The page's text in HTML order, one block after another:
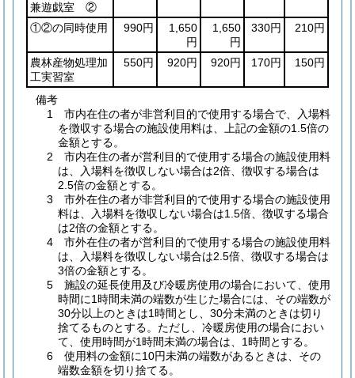
兼遊戯室 ②
①②の同時使用 990円
1,650
円
1,650
円
330円 210円
農林産物処理加
工実習室
550円 920円 920円 170円 150円
備考
1 市内在住の者が非営利目的で使用する場合で、入場料
を徴収する場合の施設使用料は、上記の金額の1.5倍の
金額とする。
2 市内在住の者が営利目的で使用する場合の施設使用料
は、入場料を徴収しない場合は2倍、徴収する場合は
2.5倍の金額とする。
3 市外在住の者が非営利目的で使用する場合の施設使用
料は、入場料を徴収しない場合は1.5倍、徴収する場合
は2倍の金額とする。
4 市外在住の者が営利目的で使用する場合の施設使用料
は、入場料を徴収しない場合は2.5倍、徴収する場合は
3倍の金額とする。
5 施設の延長使用及び冷暖房使用の場合において、使用
時間に1時間未満の端数が生じた場合には、その端数が
30分以上のときは1時間とし、30分未満のときは切り
捨てるものとする。ただし、冷暖房使用の場合におい
て、使用時間が1時間未満の場合は、1時間とする。
6 使用料の金額に10円未満の端数があるときは、その
端数金額を切り捨てる。